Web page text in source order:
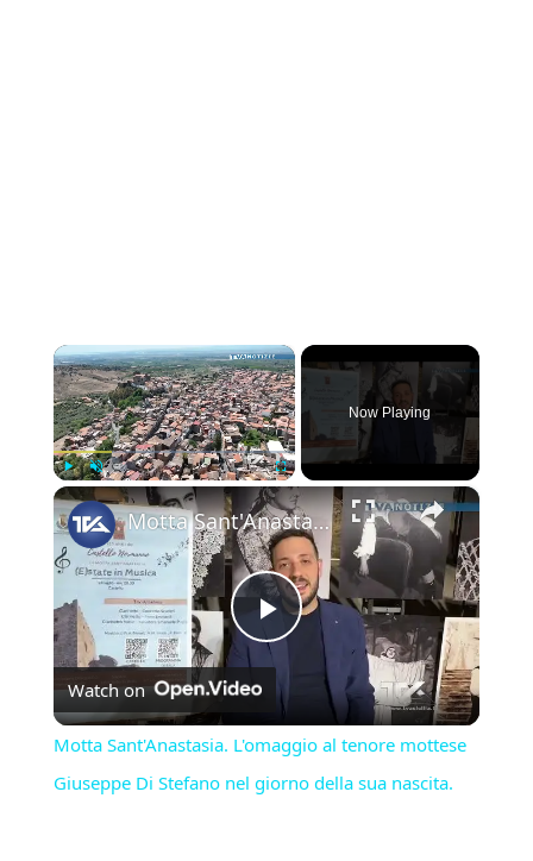
×
Play Unmute Fullscreen
Now Playing
×
Play
Video
Motta Sant'Anastasia. L'omaggio al tenore mottese Giuseppe Di Stefano nel giorno della sua nascita.
Watch on
Motta Sant'Anastasia. L'omaggio al tenore mottese
Giuseppe Di Stefano nel giorno della sua nascita.